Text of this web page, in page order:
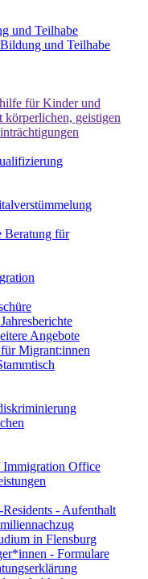
und Teilhabe
und Teilhabe
für Kinder und
körperlichen, geistigen
Beratung für
Angebote
Migrant:innen
Immigration Office
- Aufenthalt
in Flensburg
- Formulare